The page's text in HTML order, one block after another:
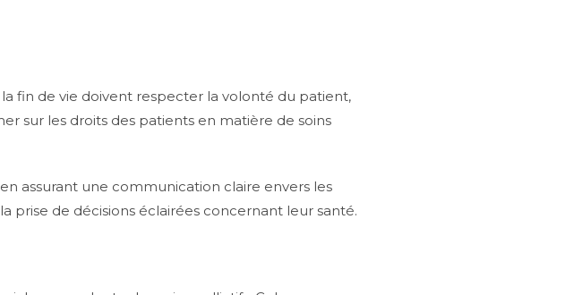
fin de vie doivent respecter la volonté du patient,
sur les droits des patients en matière de soins
assurant une communication claire envers les
prise de décisions éclairées concernant leur santé.